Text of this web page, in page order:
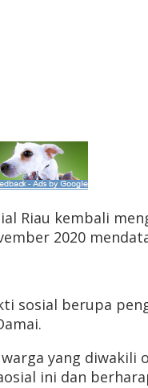
Riau kembali
2020
sosial berupa
yang diwakili
ini dan